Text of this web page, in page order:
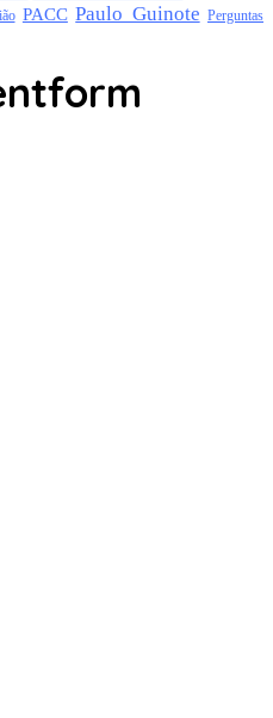
PACC Paulo Guinote Perguntas